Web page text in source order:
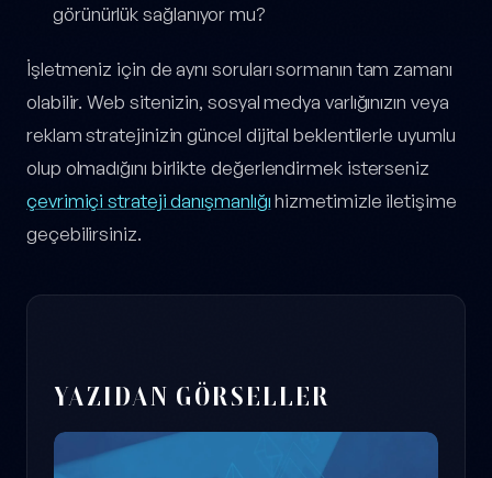
görünürlük sağlanıyor mu?
İşletmeniz için de aynı soruları sormanın tam zamanı
olabilir. Web sitenizin, sosyal medya varlığınızın veya
reklam stratejinizin güncel dijital beklentilerle uyumlu
olup olmadığını birlikte değerlendirmek isterseniz
çevrimiçi strateji danışmanlığıhizmetimizle iletişime
geçebilirsiniz.
YAZIDAN GÖRSELLER